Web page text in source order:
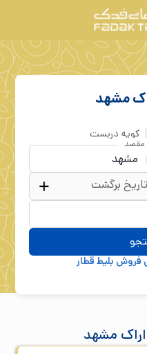
مشهد
کوپه دربست
مقصد
تاریخ برگشت
فروش بلیط قطار
مشهد